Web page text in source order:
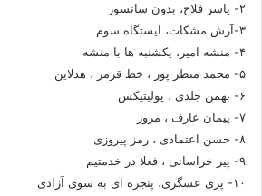
۲- یاسر فلاح، بدون سانسور
۳-آرش مشکات، ایستگاه سوم
۴- منشه امیر، یکشنبه ها با منشه
۵- محمد منظر پور ، خط قرمز ، هدلاین
۶- بهمن جلدی ، پولیتیکس
۷- پیمان عارف ، مرور
۸- حسن اعتمادی ، رمز پیروزی
۹- پیر خراسانی ، فعلا در خدمتیم
۱۰- پری عسگری، پنجره ای به سوی آزادی